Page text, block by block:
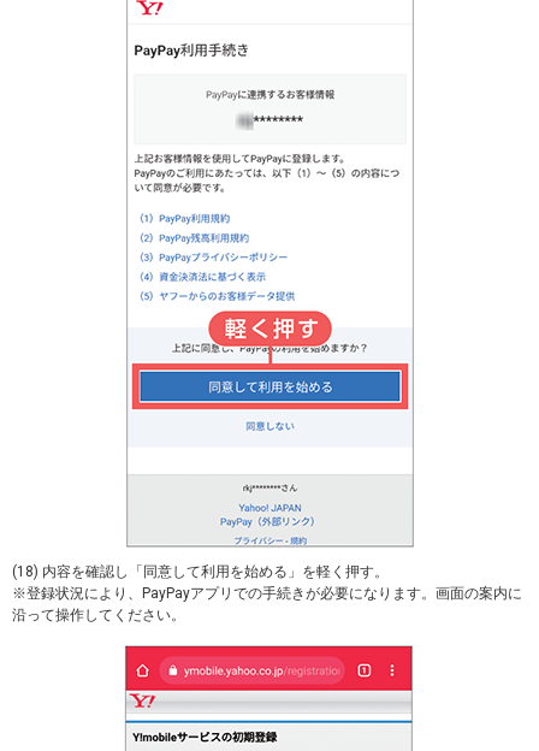
(18) 内容を確認し「同意して利用を始める」を軽く押す。
※登録状況により、PayPayアプリでの手続きが必要になります。画面の案内に
沿って操作してください。